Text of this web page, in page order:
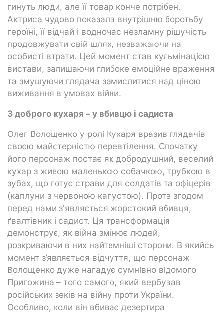
гинуть люди, але її товар конче потрібен.
Актриса чудово показала внутрішню боротьбу
героїні, її відчай і водночас незламну рішучість
продовжувати свій шлях, незважаючи на
особисті втрати. Цей момент став кульмінацією
вистави, залишаючи глибоке емоційне враження
та змушуючи глядача замислитися над ціною
виживання в умовах війни.
З доброго кухаря – у вбивцю і садиста
Олег Волощенко у ролі Кухаря вразив глядачів
своєю майстерністю перевтілення. Спочатку
його персонаж постає як добродушний, веселий
кухар з живою маленькою собачкою, трубкою в
зубах, що готує страви для солдатів та офіцерів
(каплуни з червоною капустою). Проте згодом
перед нами з'являється жорстокий вбивця,
ґвалтівник і садист. Ця трансформація
демонструє, як війна змінює людей,
розкриваючи в них найтемніші сторони. В якийсь
момент з’являється відчуття, що персонаж
Волощенко дуже нагадує сумнівно відомого
Пригожина – того самого, який вербував
російських зеків на війну проти України.
Особливо, коли він вбиває дезертира